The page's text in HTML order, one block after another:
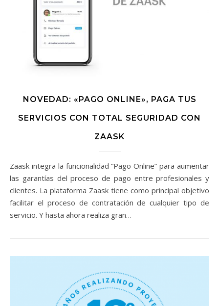
NOVEDAD: «PAGO ONLINE», PAGA TUS
SERVICIOS CON TOTAL SEGURIDAD CON
ZAASK
Zaask integra la funcionalidad “Pago Online” para aumentar
las garantías del proceso de pago entre profesionales y
clientes. La plataforma Zaask tiene como principal objetivo
facilitar el proceso de contratación de cualquier tipo de
servicio. Y hasta ahora realiza gran…